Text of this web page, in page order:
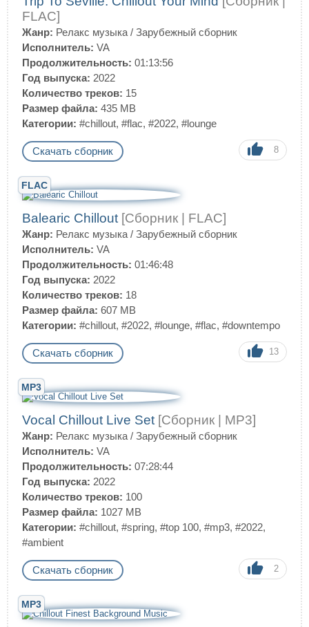
FLAC]
Жанр: Релакс музыка / Зарубежный сборник
Исполнитель: VA
Продолжительность: 01:13:56
Год выпуска: 2022
Количество треков: 15
Размер файла: 435 MB
Категории: #chillout, #flac, #2022, #lounge
Скачать сборник 8
FLAC
Balearic Chillout [Сборник | FLAC]
Жанр: Релакс музыка / Зарубежный сборник
Исполнитель: VA
Продолжительность: 01:46:48
Год выпуска: 2022
Количество треков: 18
Размер файла: 607 MB
Категории: #chillout, #2022, #lounge, #flac, #downtempo
Скачать сборник 13
MP3
Vocal Chillout Live Set [Сборник | MP3]
Жанр: Релакс музыка / Зарубежный сборник
Исполнитель: VA
Продолжительность: 07:28:44
Год выпуска: 2022
Количество треков: 100
Размер файла: 1027 MB
Категории: #chillout, #spring, #top 100, #mp3, #2022,
#ambient
Скачать сборник 2
MP3